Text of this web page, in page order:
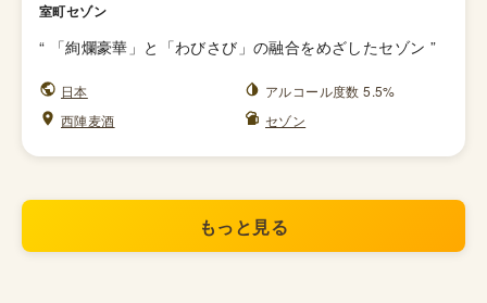
室町セゾン
“ 「絢爛豪華」と「わびさび」の融合をめざしたセゾン ”
日本
アルコール度数 5.5%
西陣麦酒
セゾン
もっと見る